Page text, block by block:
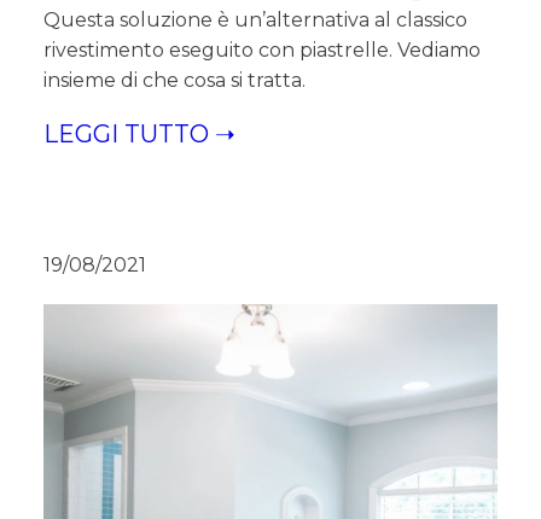
Questa soluzione è un’alternativa al classico
rivestimento eseguito con piastrelle. Vediamo
insieme di che cosa si tratta.
LEGGI TUTTO ➝
19/08/2021